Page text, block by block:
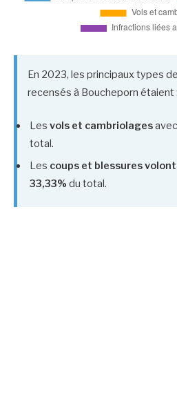
En 2023, les principaux types
recensés à Boucheporn étaient :
Les vols et cambriolagesavec
total.
Les coups et blessures
33,33% du total.